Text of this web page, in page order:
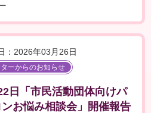
：2026年03月26日
ーからのお知らせ
日「市民活動団体向けパ
ンお悩み相談会」開催報告